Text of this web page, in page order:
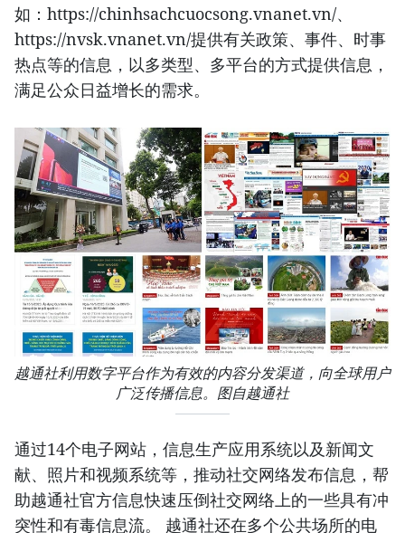
如：https://chinhsachcuocsong.vnanet.vn/、
https://nvsk.vnanet.vn/提供有关政策、事件、时事
热点等的信息，以多类型、多平台的方式提供信息，
满足公众日益增长的需求。
越通社利用数字平台作为有效的内容分发渠道，向全球用户
广泛传播信息。图自越通社
通过14个电子网站，信息生产应用系统以及新闻文
献、照片和视频系统等，推动社交网络发布信息，帮
助越通社官方信息快速压倒社交网络上的一些具有冲
突性和有毒信息流。 越通社还在多个公共场所的电